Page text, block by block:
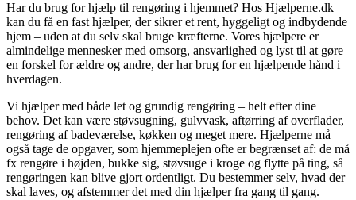
Har du brug for hjælp til rengøring i hjemmet? Hos Hjælperne.dk
kan du få en fast hjælper, der sikrer et rent, hyggeligt og indbydende
hjem – uden at du selv skal bruge kræfterne. Vores hjælpere er
almindelige mennesker med omsorg, ansvarlighed og lyst til at gøre
en forskel for ældre og andre, der har brug for en hjælpende hånd i
hverdagen.
Vi hjælper med både let og grundig rengøring – helt efter dine
behov. Det kan være støvsugning, gulvvask, aftørring af overflader,
rengøring af badeværelse, køkken og meget mere. Hjælperne må
også tage de opgaver, som hjemmeplejen ofte er begrænset af: de må
fx rengøre i højden, bukke sig, støvsuge i kroge og flytte på ting, så
rengøringen kan blive gjort ordentligt. Du bestemmer selv, hvad der
skal laves, og afstemmer det med din hjælper fra gang til gang.